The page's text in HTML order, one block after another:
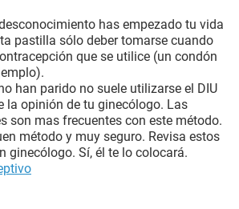
has empezado tu vida
pastilla sólo deber tomarse cuando
que se utilice (un condón
han parido no suele utilizarse el DIU
la opinión de tu ginecólogo. Las
son mas frecuentes con este método.
método y muy seguro. Revisa estos
ginecólogo. Sí, él te lo colocará.